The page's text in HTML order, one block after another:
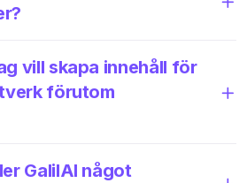
vill skapa innehåll för
förutom
GalilAI något